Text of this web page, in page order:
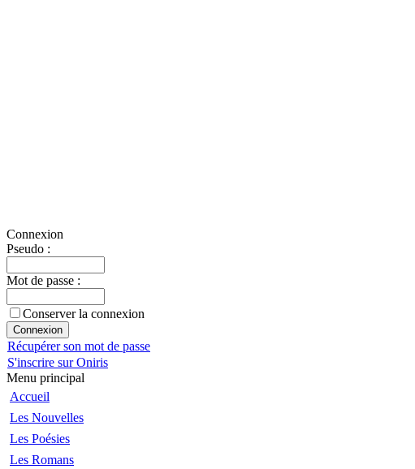
Connexion
Pseudo :
Mot de passe :
Conserver la connexion
Récupérer son mot de passe
S'inscrire sur Oniris
Menu principal
Accueil
Les Nouvelles
Les Poésies
Les Romans